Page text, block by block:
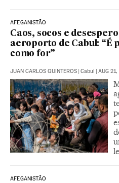
AFEGANISTÃO
Caos, socos e
aeroporto de Cabul: “É
como for”
JUAN CARLOS QUINTEROS | Cabul | AUG
AFEGANISTÃO